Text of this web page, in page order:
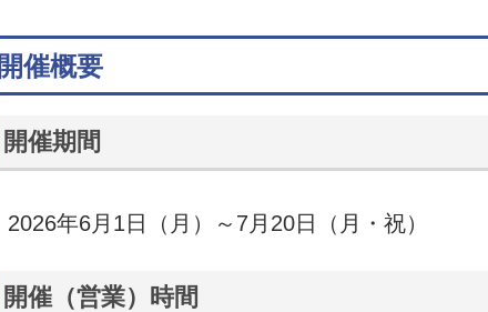
開催概要
開催期間
2026年6月1日（月）～7月20日（月・祝）
開催（営業）時間